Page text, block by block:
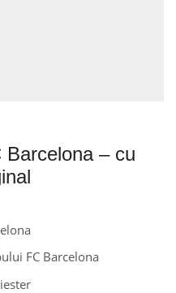
Barcelona – cu
FC Barcelona